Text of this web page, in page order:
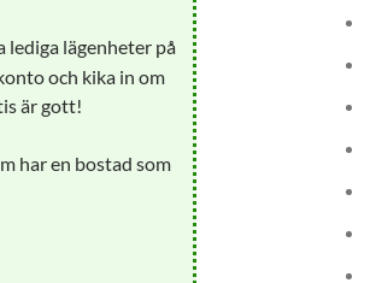
lediga lägenheter på
och kika in om
är gott!
har en bostad som